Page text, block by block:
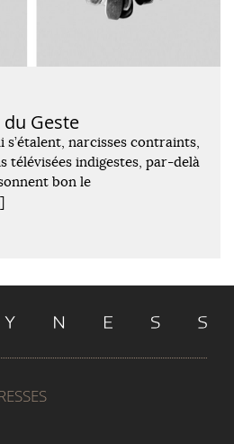
Geste
s’étalent, narcisses contraints,
télévisées indigestes, par-delà
bon le